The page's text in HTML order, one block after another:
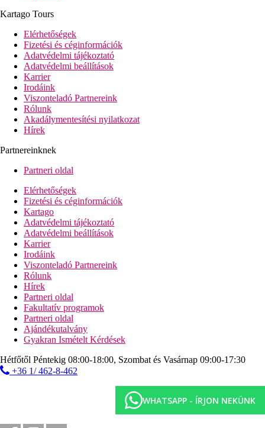
Kartago Tours
Elérhetőségek
Fizetési és céginformációk
Adatvédelmi tájékoztató
Adatvédelmi beállítások
Karrier
Irodáink
Viszonteladó Partnereink
Rólunk
Akadálymentesítési nyilatkozat
Hírek
Partnereinknek
Partneri oldal
Elérhetőségek
Fizetési és céginformációk
Kartago
Adatvédelmi tájékoztató
Adatvédelmi beállítások
Karrier
Irodáink
Viszonteladó Partnereink
Rólunk
Hírek
Partneri oldal
Fakultatív programok
Partneri oldal
Ajándékutalvány
Gyakran Ismételt Kérdések
Hétfőtől Péntekig 08:00-18:00, Szombat és Vasárnap 09:00-17:30
+36 1/ 462-8-462
WHATSAPP - ÍRJON NEKÜNK